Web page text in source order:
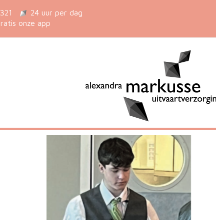
24 uur per dag
onze app